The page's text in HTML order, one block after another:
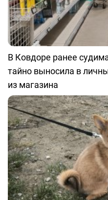
В Ковдоре ранее
тайно выносила в
из магазина